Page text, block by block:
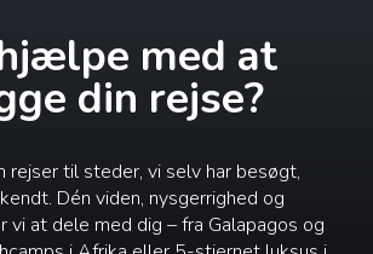
med at
din rejse?
rejser til steder, vi selv har besøgt,
Dén viden, nysgerrighed og
at dele med dig – fra Galapagos og